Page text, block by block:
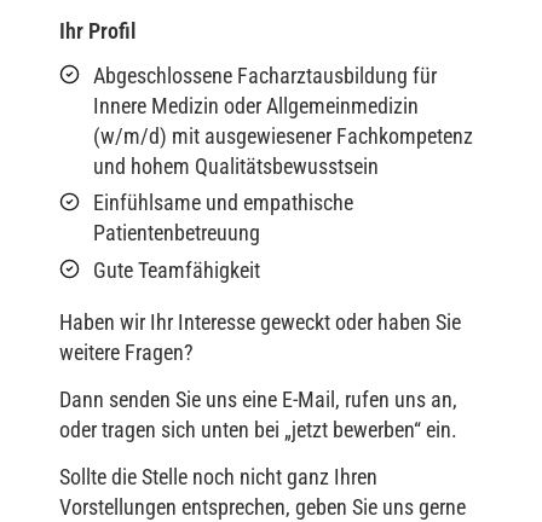
Ihr Profil
Abgeschlossene Facharztausbildung für
Innere Medizin oder Allgemeinmedizin
(w/m/d) mit ausgewiesener Fachkompetenz
und hohem Qualitätsbewusstsein
Einfühlsame und empathische
Patientenbetreuung
Gute Teamfähigkeit
Haben wir Ihr Interesse geweckt oder haben Sie
weitere Fragen?
Dann senden Sie uns eine E-Mail, rufen uns an,
oder tragen sich unten bei „jetzt bewerben“ ein.
Sollte die Stelle noch nicht ganz Ihren
Vorstellungen entsprechen, geben Sie uns gerne